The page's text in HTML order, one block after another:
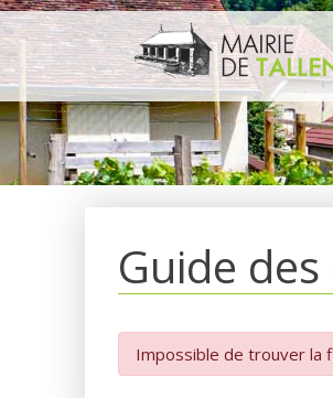
Aller
au
contenu
Guide
Impossible de trouver la